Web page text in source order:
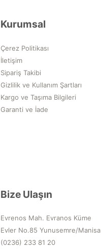
Kurumsal
Çerez Politikası
İletişim
Sipariş Takibi
Gizlilik ve Kullanım Şartları
Kargo ve Taşıma Bilgileri
Garanti ve İade
Bize Ulaşın
Evrenos Mah. Evranos Küme
Evler No.85 Yunusemre/Manisa
(0236) 233 81 20